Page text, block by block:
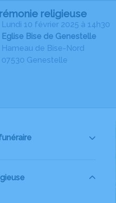
religieuse
lundi 10 février 2025 à 14h30
Eglise Bise de Genestelle
Hameau de Bise-Nord
07530 Genestelle